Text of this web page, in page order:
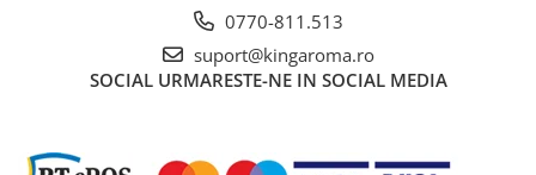
0770-811.513
suport@kingaroma.ro
SOCIAL URMARESTE-NE IN SOCIAL MEDIA